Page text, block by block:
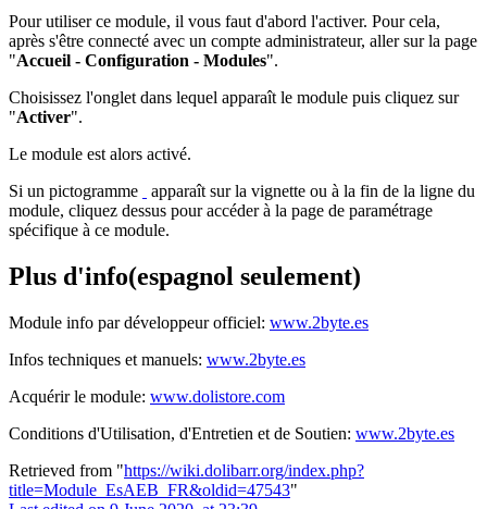
Pour utiliser ce module, il vous faut d'abord l'activer. Pour cela,
après s'être connecté avec un compte administrateur, aller sur la page
"Accueil - Configuration - Modules".
Choisissez l'onglet dans lequel apparaît le module puis cliquez sur
"Activer".
Le module est alors activé.
Si un pictogramme
apparaît sur la vignette ou à la fin de la ligne du
module, cliquez dessus pour accéder à la page de paramétrage
spécifique à ce module.
Plus d'info(espagnol seulement)
Module info par développeur officiel: www.2byte.es
Infos techniques et manuels: www.2byte.es
Acquérir le module: www.dolistore.com
Conditions d'Utilisation, d'Entretien et de Soutien: www.2byte.es
Retrieved from "https://wiki.dolibarr.org/index.php?
title=Module_EsAEB_FR&oldid=47543"